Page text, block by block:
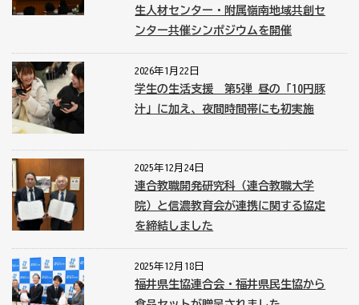
生人材センター・附属嶺南地域共創セ
ンター共催シンポジウムを開催
2026年1月22日
学生の生活支援 第5弾 昼の「10円豚
汁」に加え、夜間時間帯にも初実施
2025年12月24日
連合教職開発研究科（連合教職大学
院）と信濃教育会が連携に関する協定
を締結しました
2025年12月18日
福井県生協連合会・福井県民生協から